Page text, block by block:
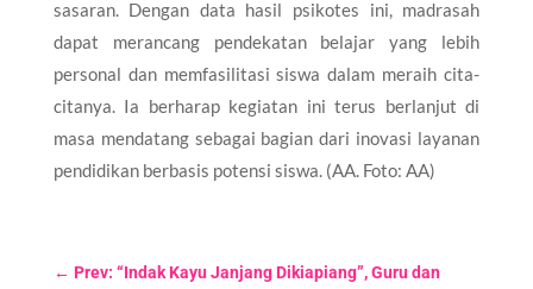
sasaran. Dengan data hasil psikotes ini, madrasah
dapat merancang pendekatan belajar yang lebih
personal dan memfasilitasi siswa dalam meraih cita-
citanya. Ia berharap kegiatan ini terus berlanjut di
masa mendatang sebagai bagian dari inovasi layanan
pendidikan berbasis potensi siswa. (AA. Foto: AA)
← Prev: “Indak Kayu Janjang Dikiapiang”, Guru dan